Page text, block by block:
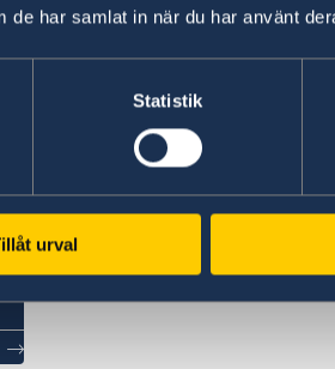
de har samlat in när du har använt
Statistik
urval
information som gäller
villkor. Kontakta ansvarig